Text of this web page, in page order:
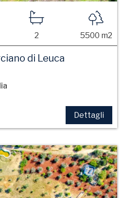
2 5500 m2
di Leuca
Dettagli